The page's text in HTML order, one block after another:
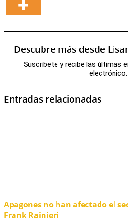
Descubre más desde
Suscríbete y recibe las últimas
electrónico.
Entradas relacionadas
Apagones no han afectado el
Frank Rainieri